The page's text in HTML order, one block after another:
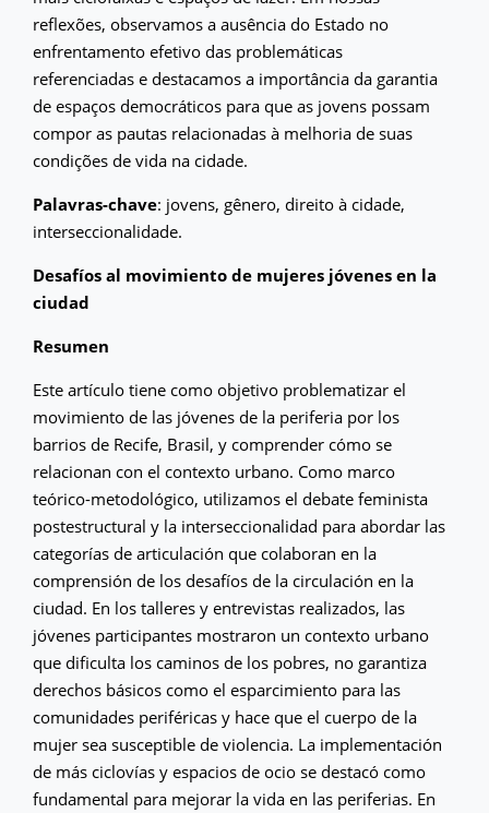
reflexões, observamos a ausência do Estado no
enfrentamento efetivo das problemáticas
referenciadas e destacamos a importância da garantia
de espaços democráticos para que as jovens possam
compor as pautas relacionadas à melhoria de suas
condições de vida na cidade.
Palavras-chave: jovens, gênero, direito à cidade,
interseccionalidade.
Desafíos al movimiento de mujeres jóvenes en la
ciudad
Resumen
Este artículo tiene como objetivo problematizar el
movimiento de las jóvenes de la periferia por los
barrios de Recife, Brasil, y comprender cómo se
relacionan con el contexto urbano. Como marco
teórico-metodológico, utilizamos el debate feminista
postestructural y la interseccionalidad para abordar las
categorías de articulación que colaboran en la
comprensión de los desafíos de la circulación en la
ciudad. En los talleres y entrevistas realizados, las
jóvenes participantes mostraron un contexto urbano
que dificulta los caminos de los pobres, no garantiza
derechos básicos como el esparcimiento para las
comunidades periféricas y hace que el cuerpo de la
mujer sea susceptible de violencia. La implementación
de más ciclovías y espacios de ocio se destacó como
fundamental para mejorar la vida en las periferias. En